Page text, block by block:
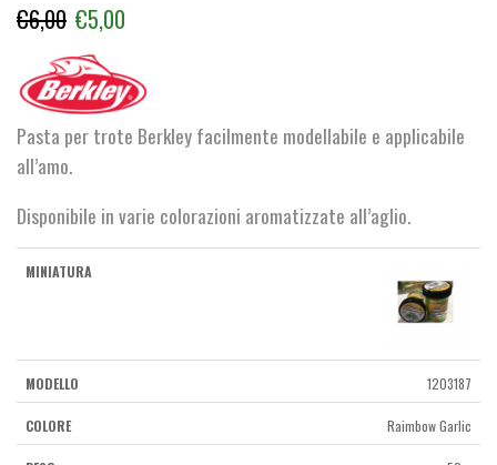
€6,00 Il
prezzo
originale
era:
€5,00
attuale
è:
Pasta per trote Berkley facilmente modellabile e applicabile
all’amo.
Disponibile in varie colorazioni aromatizzate all’aglio.
1203187
Raimbow Garlic